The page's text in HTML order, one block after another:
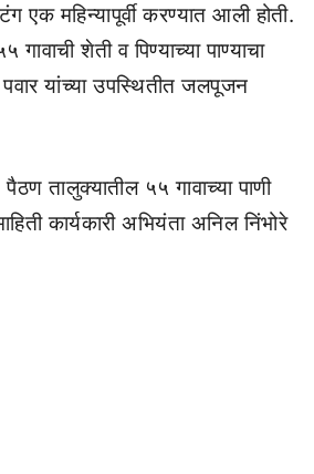
एक महिन्यापूर्वी करण्यात आली होती.
शेती व पिण्याच्या पाण्याचा
यांच्या उपस्थितीत जलपूजन
तालुक्यातील ५५ गावाच्या पाणी
कार्यकारी अभियंता अनिल निंभोरे